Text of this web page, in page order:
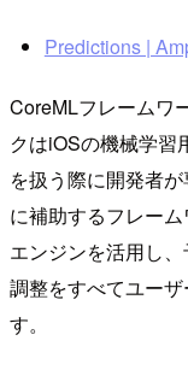
Predictions |
CoreMLフレームワ
クはiOSの機械学習
を扱う際に開発者
に補助するフレー
エンジンを活用し
調整をすべてユー
す。